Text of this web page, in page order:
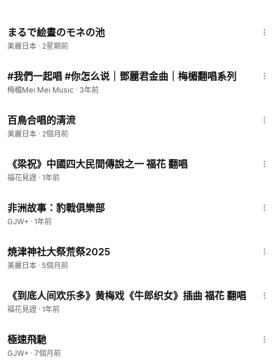
まるで絵畫のモネの池
美麗日本 · 2星期前
#我們一起唱 #你怎么说｜鄧麗君金曲｜梅楣翻唱系列
梅楣Mei Mei Music · 3年前
百鳥合唱的清流
美麗日本 · 2個月前
《梁祝》中國四大民間傳說之一 福花 翻唱
福花見證 · 1年前
非洲故事：豹戰俱樂部
GJW+ · 1年前
焼津神社大祭荒祭2025
美麗日本 · 5個月前
《到底人间欢乐多》黄梅戏《牛郎织女》插曲 福花 翻唱
福花見證 · 1年前
極速飛馳
GJW+ · 7個月前